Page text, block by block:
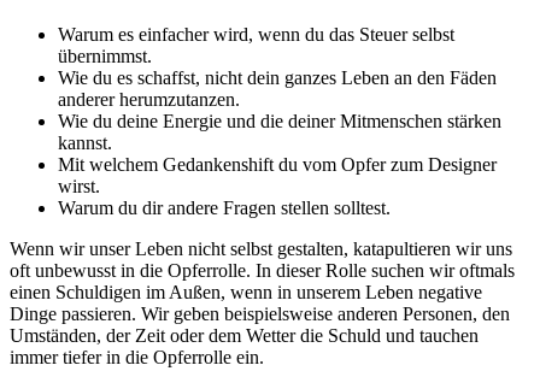
Warum es einfacher wird, wenn du das Steuer selbst
übernimmst.
Wie du es schaffst, nicht dein ganzes Leben an den Fäden
anderer herumzutanzen.
Wie du deine Energie und die deiner Mitmenschen stärken
kannst.
Mit welchem Gedankenshift du vom Opfer zum Designer
wirst.
Warum du dir andere Fragen stellen solltest.
Wenn wir unser Leben nicht selbst gestalten, katapultieren wir uns
oft unbewusst in die Opferrolle. In dieser Rolle suchen wir oftmals
einen Schuldigen im Außen, wenn in unserem Leben negative
Dinge passieren. Wir geben beispielsweise anderen Personen, den
Umständen, der Zeit oder dem Wetter die Schuld und tauchen
immer tiefer in die Opferrolle ein.